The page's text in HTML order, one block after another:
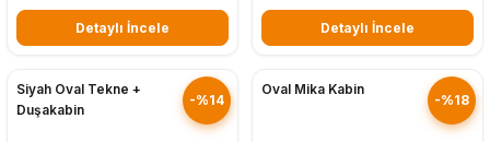
Detaylı İncele Detaylı İncele
-%14
Siyah Oval Tekne +
Duşakabin
-%18
Oval Mika Kabin